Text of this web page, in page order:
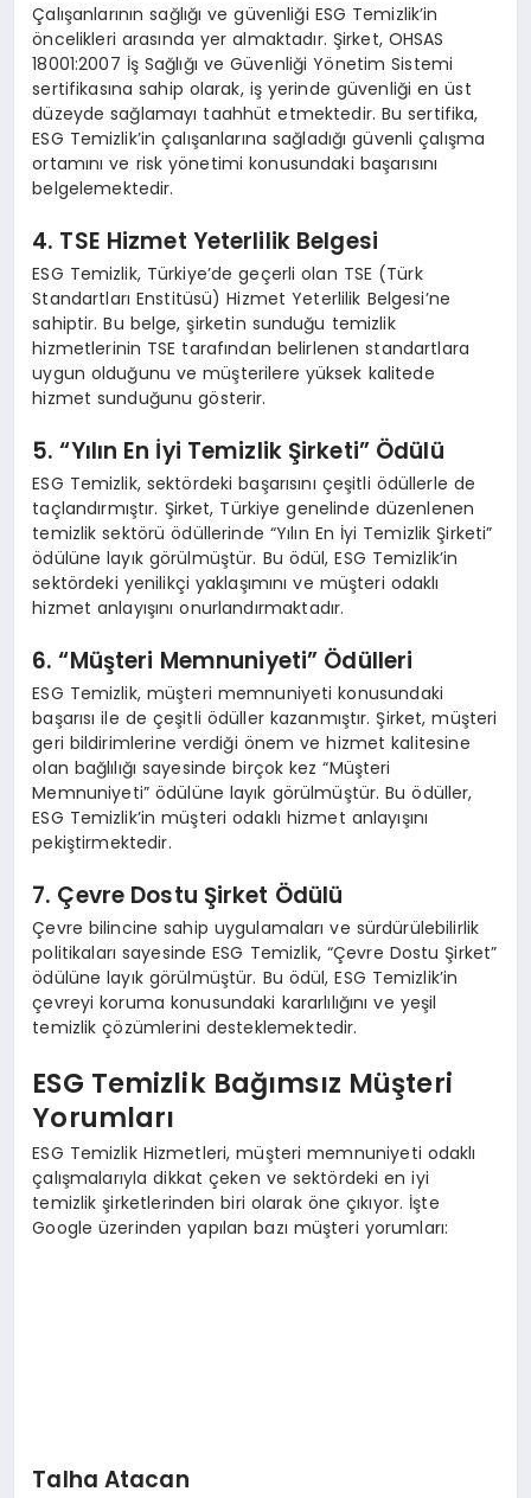
Çalışanlarının sağlığı ve güvenliği ESG Temizlik’in
öncelikleri arasında yer almaktadır. Şirket, OHSAS
18001:2007 İş Sağlığı ve Güvenliği Yönetim Sistemi
sertifikasına sahip olarak, iş yerinde güvenliği en üst
düzeyde sağlamayı taahhüt etmektedir. Bu sertifika,
ESG Temizlik’in çalışanlarına sağladığı güvenli çalışma
ortamını ve risk yönetimi konusundaki başarısını
belgelemektedir.
4. TSE Hizmet Yeterlilik Belgesi
ESG Temizlik, Türkiye’de geçerli olan TSE (Türk
Standartları Enstitüsü) Hizmet Yeterlilik Belgesi’ne
sahiptir. Bu belge, şirketin sunduğu temizlik
hizmetlerinin TSE tarafından belirlenen standartlara
uygun olduğunu ve müşterilere yüksek kalitede
hizmet sunduğunu gösterir.
5. “Yılın En İyi Temizlik Şirketi” Ödülü
ESG Temizlik, sektördeki başarısını çeşitli ödüllerle de
taçlandırmıştır. Şirket, Türkiye genelinde düzenlenen
temizlik sektörü ödüllerinde “Yılın En İyi Temizlik Şirketi”
ödülüne layık görülmüştür. Bu ödül, ESG Temizlik’in
sektördeki yenilikçi yaklaşımını ve müşteri odaklı
hizmet anlayışını onurlandırmaktadır.
6. “Müşteri Memnuniyeti” Ödülleri
ESG Temizlik, müşteri memnuniyeti konusundaki
başarısı ile de çeşitli ödüller kazanmıştır. Şirket, müşteri
geri bildirimlerine verdiği önem ve hizmet kalitesine
olan bağlılığı sayesinde birçok kez “Müşteri
Memnuniyeti” ödülüne layık görülmüştür. Bu ödüller,
ESG Temizlik’in müşteri odaklı hizmet anlayışını
pekiştirmektedir.
7. Çevre Dostu Şirket Ödülü
Çevre bilincine sahip uygulamaları ve sürdürülebilirlik
politikaları sayesinde ESG Temizlik, “Çevre Dostu Şirket”
ödülüne layık görülmüştür. Bu ödül, ESG Temizlik’in
çevreyi koruma konusundaki kararlılığını ve yeşil
temizlik çözümlerini desteklemektedir.
ESG Temizlik Bağımsız Müşteri
Yorumları
ESG Temizlik Hizmetleri, müşteri memnuniyeti odaklı
çalışmalarıyla dikkat çeken ve sektördeki en iyi
temizlik şirketlerinden biri olarak öne çıkıyor. İşte
Google üzerinden yapılan bazı müşteri yorumları:
Talha Atacan